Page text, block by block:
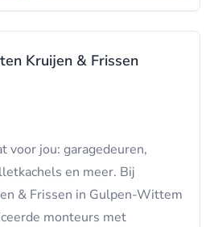
Kruijen & Frissen
voor jou: garagedeuren,
en meer. Bij
& Frissen in Gulpen-Wittem
monteurs met